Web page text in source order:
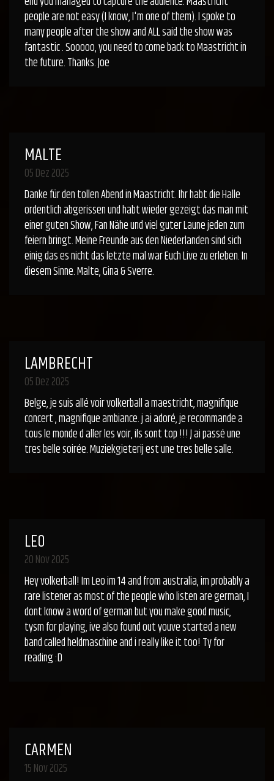
people are not easy (I know, I'm one of them). I spoke to
many people after the show and ALL said the show was
fantastic . Sooooo, you need to come back to Maastricht in
the future. Thanks. Joe
MALTE
05 Dez 2025
Danke für den tollen Abend in Maastricht. Ihr habt die Halle
ordentlich abgerissen und habt wieder gezeigt das man mit
einer guten Show, Fan Nähe und viel guter Laune jeden zum
feiern bringt. Meine Freunde aus den Niederlanden sind sich
einig das es nicht das letzte mal war Euch Live zu erleben. In
diesem Sinne. Malte, Gina & Sverre.
LAMBRECHT
05 Dez 2025
Belge, je suis allé voir volkerball a maestricht, magnifique
concert , magnifique ambiance. j ai adoré, je recommande a
tous le monde d aller les voir, ils sont top !!! J ai passé une
tres belle soirée. Muziekgieterij est une tres belle salle.
LEO
20 Nov 2025
Hey volkerball! Im Leo im 14 and from australia, im probably a
rare listener as most of the people who listen are german, I
dont know a word of german but you make good music,
tysm for playing, ive also found out youve started a new
band called heldmaschine and i really like it too! Ty for
reading :D
CARMEN
15 Nov 2025